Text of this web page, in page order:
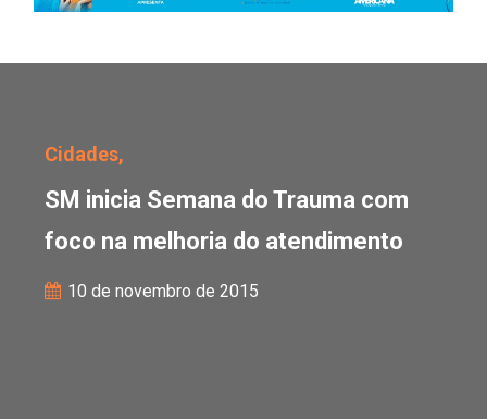
Cidades,
SM inicia Semana do Trauma com
foco na melhoria do atendimento
10 de novembro de 2015